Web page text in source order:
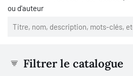
ou d'auteur
Filtrer le catalogue